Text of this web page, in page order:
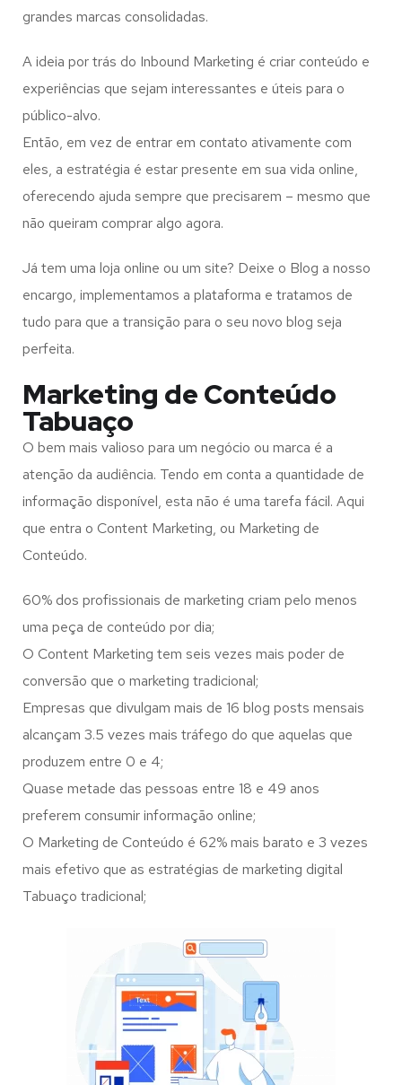
grandes marcas consolidadas.
A ideia por trás do Inbound Marketing é criar conteúdo e
experiências que sejam interessantes e úteis para o
público-alvo.
Então, em vez de entrar em contato ativamente com
eles, a estratégia é estar presente em sua vida online,
oferecendo ajuda sempre que precisarem – mesmo que
não queiram comprar algo agora.
Já tem uma loja online ou um site? Deixe o Blog a nosso
encargo, implementamos a plataforma e tratamos de
tudo para que a transição para o seu novo blog seja
perfeita.
Marketing de Conteúdo
Tabuaço
O bem mais valioso para um negócio ou marca é a
atenção da audiência. Tendo em conta a quantidade de
informação disponível, esta não é uma tarefa fácil. Aqui
que entra o Content Marketing, ou Marketing de
Conteúdo.
60% dos profissionais de marketing criam pelo menos
uma peça de conteúdo por dia;
O Content Marketing tem seis vezes mais poder de
conversão que o marketing tradicional;
Empresas que divulgam mais de 16 blog posts mensais
alcançam 3.5 vezes mais tráfego do que aquelas que
produzem entre 0 e 4;
Quase metade das pessoas entre 18 e 49 anos
preferem consumir informação online;
O Marketing de Conteúdo é 62% mais barato e 3 vezes
mais efetivo que as estratégias de marketing digital
Tabuaço tradicional;